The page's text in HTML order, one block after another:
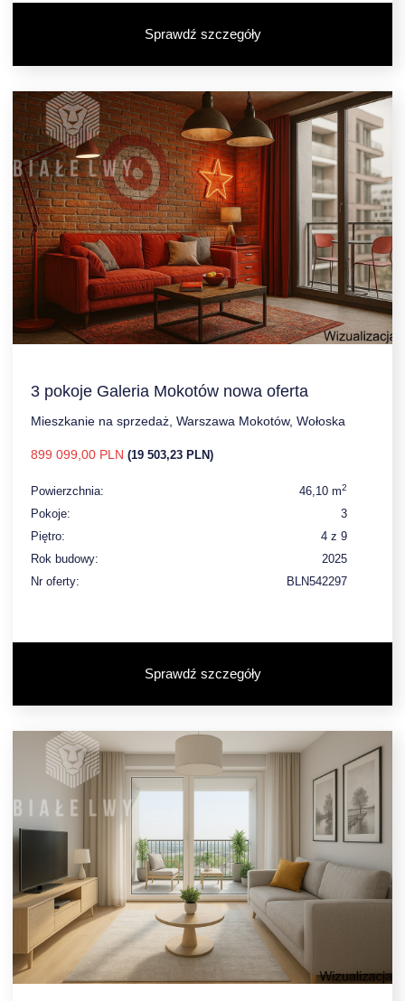
Sprawdź szczegóły
3 pokoje Galeria Mokotów nowa oferta
Mieszkanie na sprzedaż, Warszawa Mokotów, Wołoska
899 099,00 PLN (19 503,23 PLN)
Powierzchnia: 46,10 m2
Pokoje:
3
Piętro:
4 z 9
Rok budowy:
2025
Nr oferty:
BLN542297
Sprawdź szczegóły